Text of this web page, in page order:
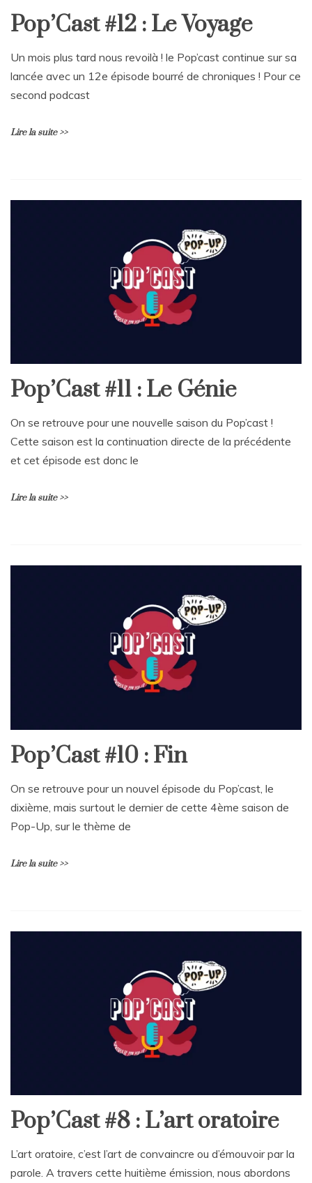
Pop’Cast #12 : Le Voyage
Un mois plus tard nous revoilà ! le Pop’cast continue sur sa
lancée avec un 12e épisode bourré de chroniques ! Pour ce
second podcast
Lire la suite >>
Pop’Cast #11 : Le Génie
On se retrouve pour une nouvelle saison du Pop’cast !
Cette saison est la continuation directe de la précédente
et cet épisode est donc le
Lire la suite >>
Pop’Cast #10 : Fin
On se retrouve pour un nouvel épisode du Pop’cast, le
dixième, mais surtout le dernier de cette 4ème saison de
Pop-Up, sur le thème de
Lire la suite >>
Pop’Cast #8 : L’art oratoire
L’art oratoire, c’est l’art de convaincre ou d’émouvoir par la
parole. A travers cette huitième émission, nous abordons